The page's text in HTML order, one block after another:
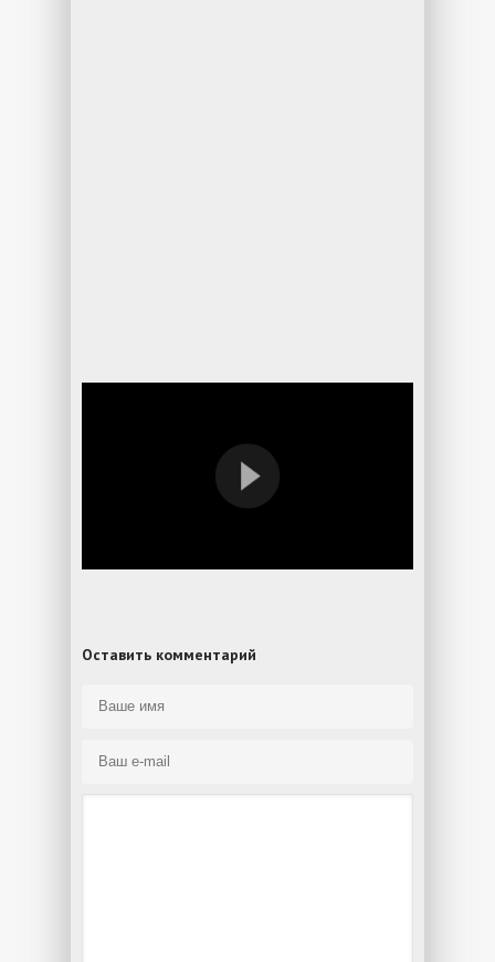
Оставить комментарий